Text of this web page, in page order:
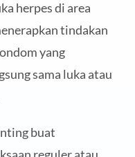
herpes di area
tindakan
yang
sama luka atau
buat